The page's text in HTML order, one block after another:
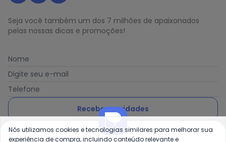
Seja você também um dos 7 milhões de apaixonados
pelas nossas dicas e promoções!
Nome
Digite seu e-mail
Telefone
Receber novidades
Ao enviar o cadastro, você concorda com a nossa Política
Nós utilizamos cookies e tecnologias similares para melhorar sua
experiência de compra, incluindo conteúdo relevante e